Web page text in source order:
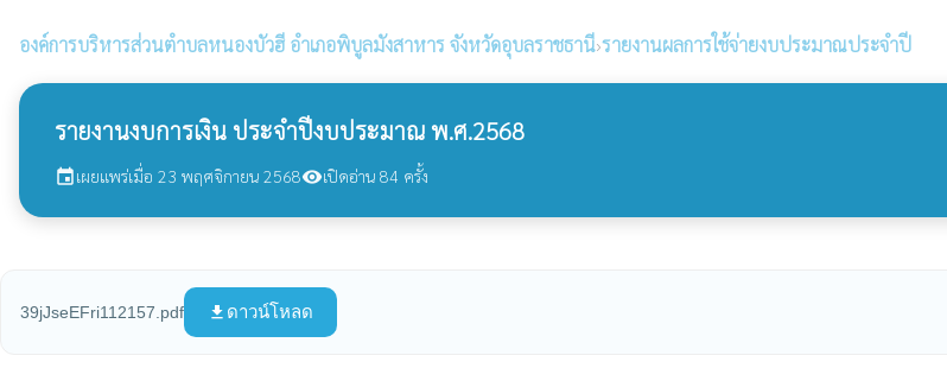
องค์การบริหารส่วนตำบลหนองบัวฮี อำเภอพิบูลมังสาหาร จังหวัดอุบลราชธานี›รายงานผลการใช้จ่ายงบประมาณประจำปี
รายงานงบการเงิน ประจำปีงบประมาณ พ.ศ.2568
eventเผยแพร่เมื่อ 23 พฤศจิกายน 2568visibilityเปิดอ่าน 84 ครั้ง
39jJseEFri112157.pdf file_download ดาวน์โหลด